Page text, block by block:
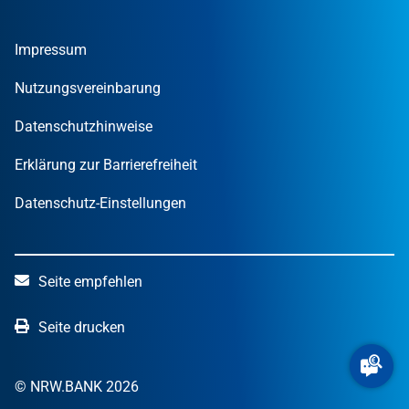
Finanzpublikationen
Öffentliche Kunden
STARTERCENTER NRW
NRW.Venture
Impressum
Nutzungsvereinbarung
Datenschutzhinweise
Erklärung zur Barrierefreiheit
Datenschutz-Einstellungen
Seite empfehlen
Seite drucken
© NRW.BANK 2026